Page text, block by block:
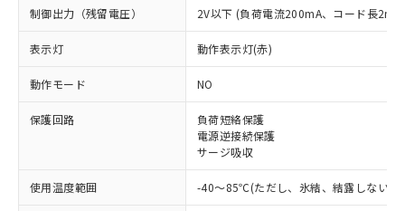
制御出力（残留電圧） 2V以下 (負荷電流200mA、コード長2m
表示灯 動作表示灯(赤)
動作モード NO
保護回路
負荷短絡保護
電源逆接続保護
サージ吸収
使用温度範囲 -40～85℃(ただし、氷結、結露しないこ
ご利用条件
対応済み：EU RoHS指令（10物質）の
非含有に対応した製品が提供可能な商品で
対応予定：EU RoHS指令（10物質）の非含
有に対応した製品に切り替える予定のある
商品です。